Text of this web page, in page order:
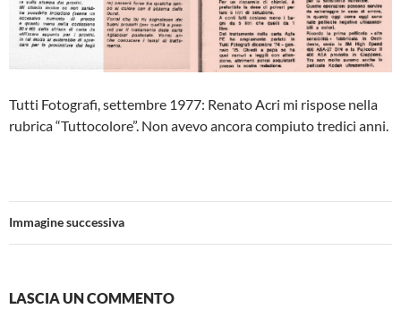
Tutti Fotografi, settembre 1977: Renato Acri mi rispose nella
rubrica “Tuttocolore”. Non avevo ancora compiuto tredici anni.
Immagine successiva
LASCIA UN COMMENTO